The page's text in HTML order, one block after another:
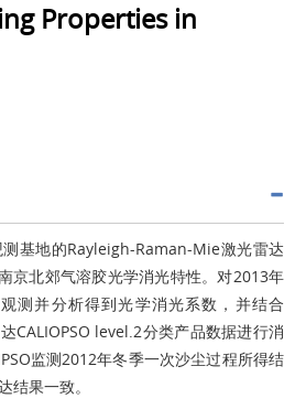
Properties in
基地的Rayleigh-Raman-Mie激光雷达
京北郊气溶胶光学消光特性。对2013年
测并分析得到光学消光系数，并结合
CALIOPSO level.2分类产品数据进行消
监测2012年冬季一次沙尘过程所得结
结果一致。